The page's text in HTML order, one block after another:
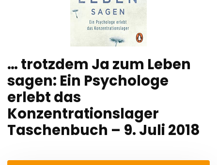
… trotzdem Ja zum Leben
sagen: Ein Psychologe
erlebt das
Konzentrationslager
Taschenbuch – 9. Juli 2018